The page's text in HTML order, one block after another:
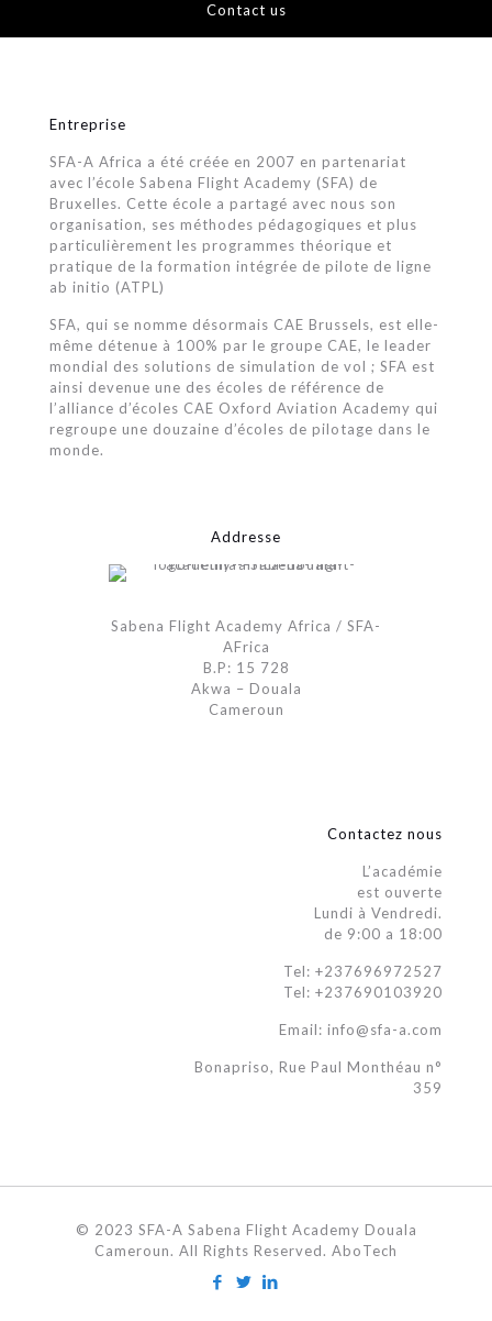
Contact us
Entreprise
SFA-A Africa a été créée en 2007 en partenariat
avec l’école Sabena Flight Academy (SFA) de
Bruxelles. Cette école a partagé avec nous son
organisation, ses méthodes pédagogiques et plus
particulièrement les programmes théorique et
pratique de la formation intégrée de pilote de ligne
ab initio (ATPL)
SFA, qui se nomme désormais CAE Brussels, est elle-
même détenue à 100% par le groupe CAE, le leader
mondial des solutions de simulation de vol ; SFA est
ainsi devenue une des écoles de référence de
l’alliance d’écoles CAE Oxford Aviation Academy qui
regroupe une douzaine d’écoles de pilotage dans le
monde.
Addresse
Sabena Flight Academy Africa / SFA-
AFrica
B.P: 15 728
Akwa – Douala
Cameroun
Contactez nous
L’académie
est ouverte
Lundi à Vendredi.
de 9:00 a 18:00
Tel: +237696972527
Tel: +237690103920
Email: info@sfa-a.com
Bonapriso, Rue Paul Monthéau n°
359
© 2023 SFA-A Sabena Flight Academy Douala
Cameroun. All Rights Reserved. AboTech